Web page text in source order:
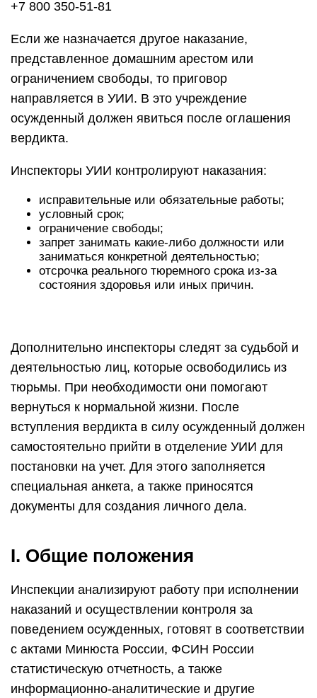
+7 800 350-51-81
Если же назначается другое наказание,
представленное домашним арестом или
ограничением свободы, то приговор
направляется в УИИ. В это учреждение
осужденный должен явиться после оглашения
вердикта.
Инспекторы УИИ контролируют наказания:
исправительные или обязательные работы;
условный срок;
ограничение свободы;
запрет занимать какие-либо должности или
заниматься конкретной деятельностью;
отсрочка реального тюремного срока из-за
состояния здоровья или иных причин.
Дополнительно инспекторы следят за судьбой и
деятельностью лиц, которые освободились из
тюрьмы. При необходимости они помогают
вернуться к нормальной жизни. После
вступления вердикта в силу осужденный должен
самостоятельно прийти в отделение УИИ для
постановки на учет. Для этого заполняется
специальная анкета, а также приносятся
документы для создания личного дела.
I. Общие положения
Инспекции анализируют работу при исполнении
наказаний и осуществлении контроля за
поведением осужденных, готовят в соответствии
с актами Минюста России, ФСИН России
статистическую отчетность, а также
информационно-аналитические и другие